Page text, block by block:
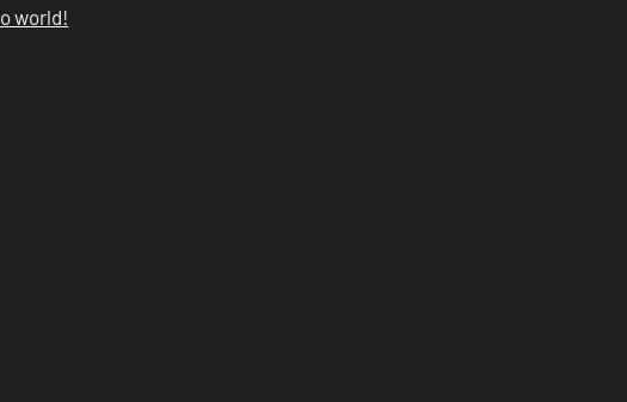
world!